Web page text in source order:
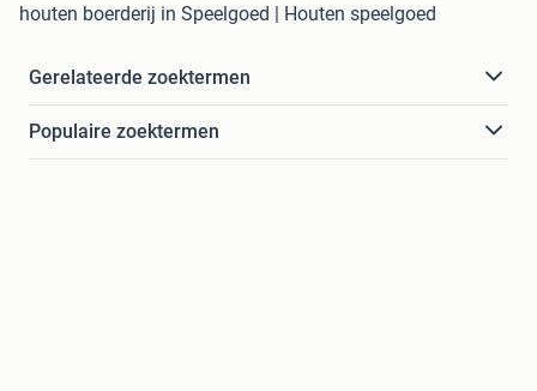
houten boerderij in Speelgoed | Houten speelgoed
Gerelateerde zoektermen
Populaire zoektermen